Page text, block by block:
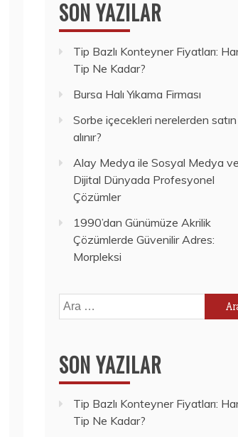
SON YAZILAR
Tip Bazlı Konteyner Fiyatları:
Tip Ne Kadar?
Bursa Halı Yıkama Firması
Sorbe içecekleri nerelerden satın
alınır?
Alay Medya ile Sosyal Medya ve
Dijital Dünyada Profesyonel
Çözümler
1990’dan Günümüze Akrilik
Çözümlerde Güvenilir Adres:
Morpleksi
Arama:
SON YAZILAR
Tip Bazlı Konteyner Fiyatları:
Tip Ne Kadar?